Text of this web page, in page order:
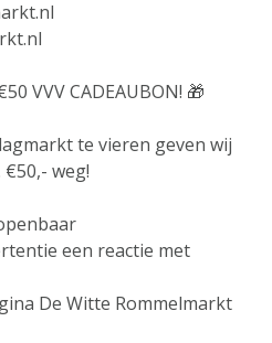
VVV CADEAUBON! 🎁
te vieren geven wij
€50,- weg!
een reactie met
De Witte Rommelmarkt